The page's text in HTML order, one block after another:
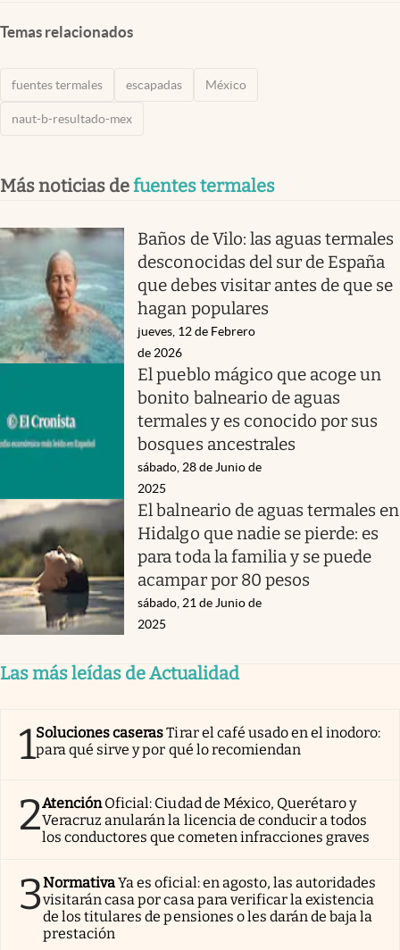
Temas relacionados
fuentes termales escapadas México
naut-b-resultado-mex
Más noticias defuentes termales
Baños de Vilo: las aguas termales
desconocidas del sur de España
que debes visitar antes de que se
hagan populares
jueves, 12 de Febrero
de 2026
El pueblo mágico que acoge un
bonito balneario de aguas
termales y es conocido por sus
bosques ancestrales
sábado, 28 de Junio de
2025
El balneario de aguas termales en
Hidalgo que nadie se pierde: es
para toda la familia y se puede
acampar por 80 pesos
sábado, 21 de Junio de
2025
Las más leídas de Actualidad
1Soluciones caserasTirar el café usado en el inodoro:
para qué sirve y por qué lo recomiendan
2AtenciónOficial: Ciudad de México, Querétaro y
Veracruz anularán la licencia de conducir a todos
los conductores que cometen infracciones graves
3NormativaYa es oficial: en agosto, las autoridades
visitarán casa por casa para verificar la existencia
de los titulares de pensiones o les darán de baja la
prestación